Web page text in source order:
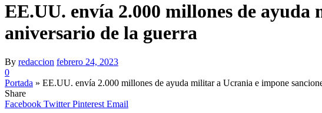
EE.UU. envía 2.000 millones de
aniversario de la guerra
By redaccion febrero 24, 2023
0
Portada » EE.UU. envía 2.000 millones de ayuda militar a Ucrania e impone
Share
Facebook Twitter Pinterest Email